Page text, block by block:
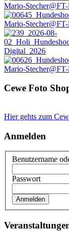
Cewe Foto
Hier gehts zum
Anmelden
Benutzername
Passwort